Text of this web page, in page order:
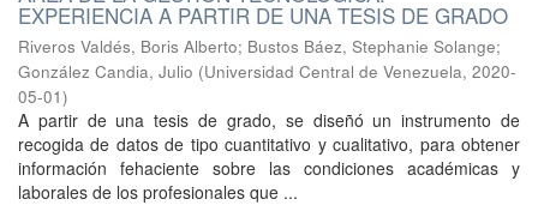
EXPERIENCIA A PARTIR DE UNA TESIS DE GRADO
Riveros Valdés, Boris Alberto; Bustos Báez, Stephanie Solange;
González Candia, Julio (Universidad Central de Venezuela, 2020-
05-01)
A partir de una tesis de grado, se diseñó un instrumento de
recogida de datos de tipo cuantitativo y cualitativo, para obtener
información fehaciente sobre las condiciones académicas y
laborales de los profesionales que ...